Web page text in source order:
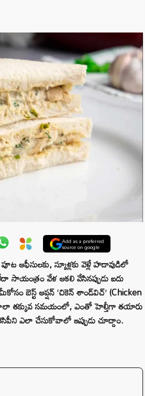
Add as a preferred
source on google
ఆఫీసులకు, స్కూళ్లకు వెళ్లే హడావుడిలో
వేళ ఆకలి వేసినప్పుడు ఐదు
బెస్ట్ ఆప్షన్ ‘చికెన్ శాండ్‌విచ్’ (Chicken
చాలా తక్కువ సమయంలో, ఎంతో హెల్తీగా తయారు
ఎలా చేసుకోవాలో ఇప్పుడు చూద్దాం.